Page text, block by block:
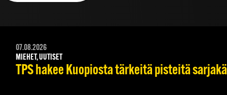
07.08.2026
MIEHET, UUTISET
TPS hakee Kuopiosta tärkeitä pisteitä